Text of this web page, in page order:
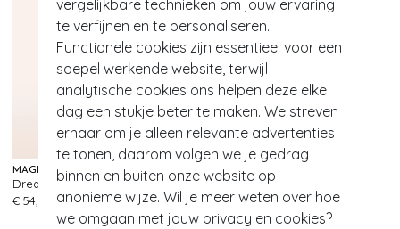
vergelijkbare technieken om jouw ervaring
te verfijnen en te personaliseren.
Functionele cookies zijn essentieel voor een
soepel werkende website, terwijl
analytische cookies ons helpen deze elke
dag een stukje beter te maken. We streven
ernaar om je alleen relevante advertenties
te tonen, daarom volgen we je gedrag
binnen en buiten onze website op
anonieme wijze. Wil je meer weten over hoe
we omgaan met jouw privacy en cookies?
MAGIC BODYFASHION
Dream hi bermuda in cappuccino
€ 54,95
132